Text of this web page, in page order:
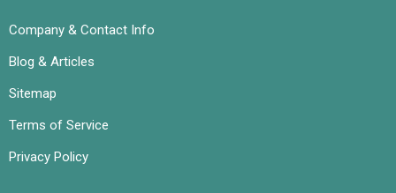
Company & Contact Info
Blog & Articles
Sitemap
Terms of Service
Privacy Policy